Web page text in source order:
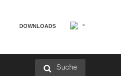
DOWNLOADS
Suche